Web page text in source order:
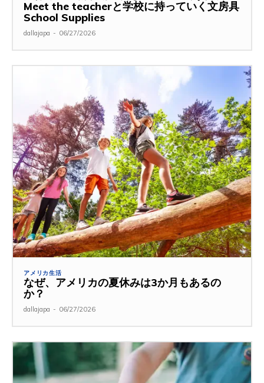
Meet the teacherと学校に持っていく文房具
School Supplies
dallajapa - 06/27/2026
アメリカ生活
なぜ、アメリカの夏休みは3か月もあるの
か？
dallajapa - 06/27/2026